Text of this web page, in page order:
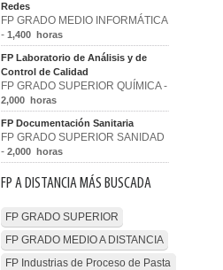
Redes
FP GRADO MEDIO INFORMÁTICA
- 1,400 horas
FP Laboratorio de Análisis y de
Control de Calidad
FP GRADO SUPERIOR QUÍMICA -
2,000 horas
FP Documentación Sanitaria
FP GRADO SUPERIOR SANIDAD
- 2,000 horas
FP A DISTANCIA MÁS BUSCADA
FP GRADO SUPERIOR
FP GRADO MEDIO A DISTANCIA
FP Industrias de Proceso de Pasta